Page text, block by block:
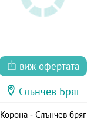
виж офертата
Слънчев Бряг
Корона - Слънчев бряг